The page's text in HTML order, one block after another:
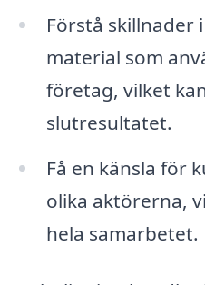
Förstå skillnader
material som
företag, vilket
slutresultatet.
Få en känsla för
olika aktörerna,
hela samarbetet.